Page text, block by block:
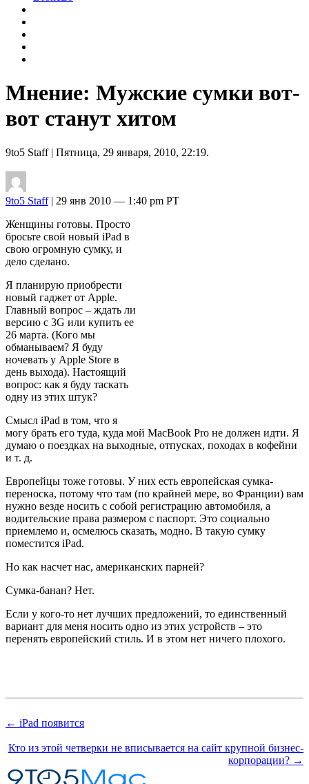
Мнение: Мужские сумки вот-
вот станут хитом
9to5 Staff| Пятница, 29 января, 2010, 22:19.
9to5 Staff| 29 янв 2010 — 1:40 pm PT
Женщины готовы. Просто
бросьте свой новый iPad в
свою огромную сумку, и
дело сделано.
Я планирую приобрести
новый гаджет от Apple.
Главный вопрос – ждать ли
версию с 3G или купить ее
26 марта. (Кого мы
обманываем? Я буду
ночевать у Apple Store в
день выхода). Настоящий
вопрос: как я буду таскать
одну из этих штук?
Смысл iPad в том, что я
могу брать его туда, куда мой MacBook Pro не должен идти. Я
думаю о поездках на выходные, отпусках, походах в кофейни
и т. д.
Европейцы тоже готовы. У них есть европейская сумка-
переноска, потому что там (по крайней мере, во Франции) вам
нужно везде носить с собой регистрацию автомобиля, а
водительские права размером с паспорт. Это социально
приемлемо и, осмелюсь сказать, модно. В такую сумку
поместится iPad.
Но как насчет нас, американских парней?
Сумка-банан? Нет.
Если у кого-то нет лучших предложений, то единственный
вариант для меня носить одно из этих устройств – это
перенять европейский стиль. И в этом нет ничего плохого.
← iPad появится
Кто из этой четверки не вписывается на сайт крупной бизнес-
корпорации? →